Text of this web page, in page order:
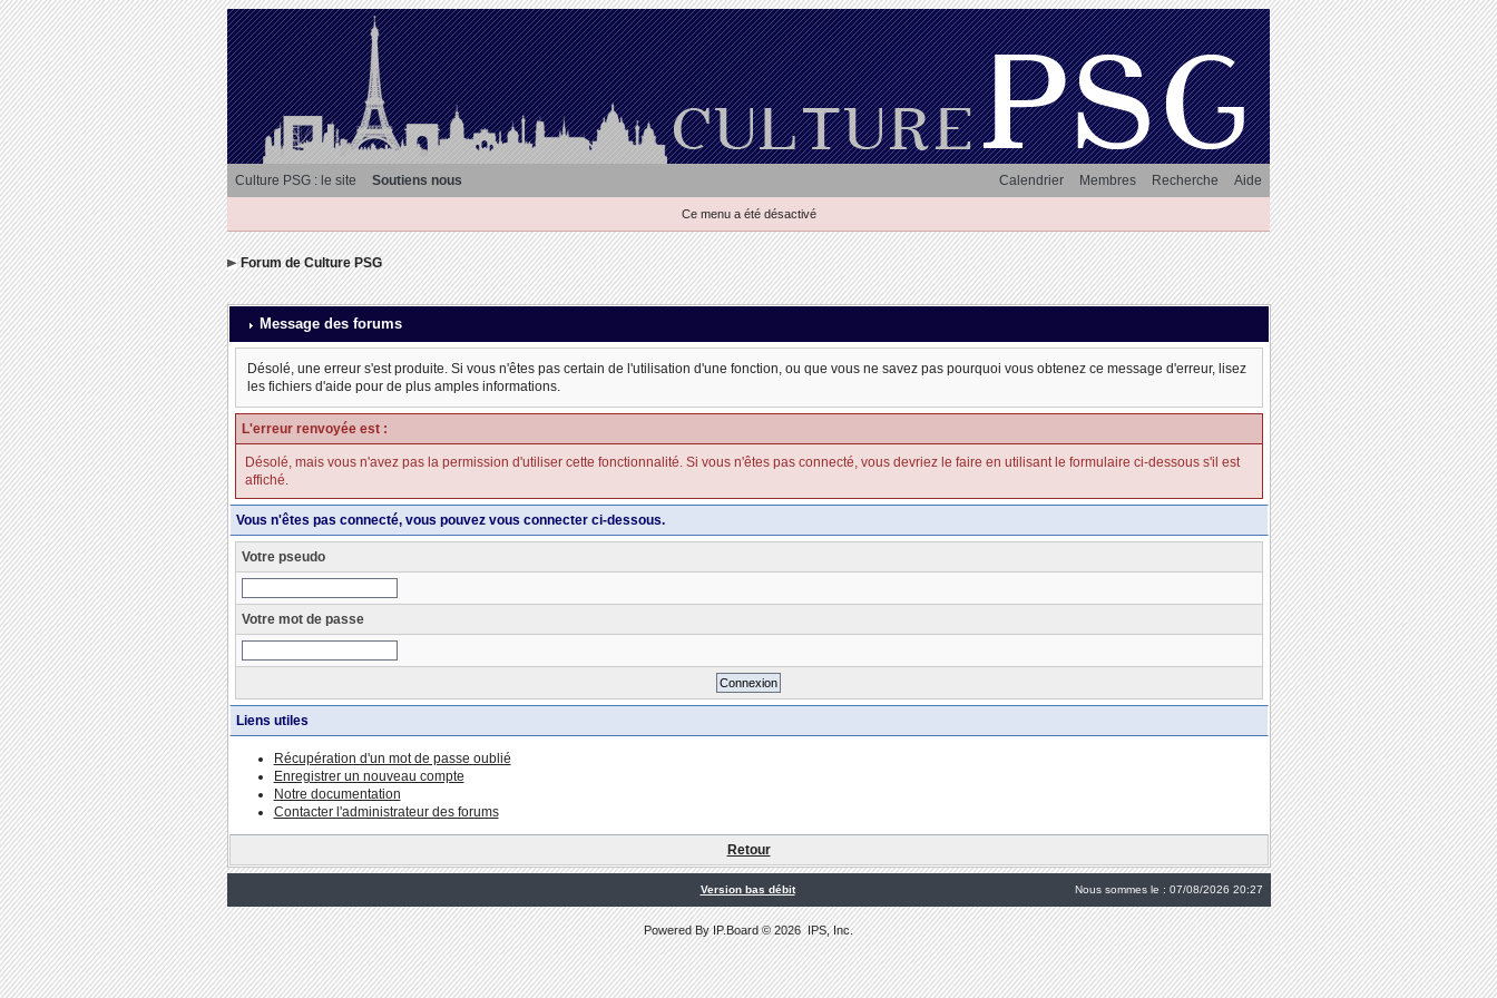
Culture PSG : le site Soutiens nous Aide
Recherche
Membres
Calendrier
Ce menu a été désactivé
Forum de Culture PSG
Message des forums
Désolé, une erreur s'est produite. Si vous n'êtes pas certain de l'utilisation d'une fonction, ou que vous ne savez pas pourquoi vous obtenez ce message d'erreur, lisez
les fichiers d'aide pour de plus amples informations.
L'erreur renvoyée est :
Désolé, mais vous n'avez pas la permission d'utiliser cette fonctionnalité. Si vous n'êtes pas connecté, vous devriez le faire en utilisant le formulaire ci-dessous s'il est
affiché.
Vous n'êtes pas connecté, vous pouvez vous connecter ci-dessous.
Votre pseudo
Votre mot de passe
Liens utiles
Récupération d'un mot de passe oublié
Enregistrer un nouveau compte
Notre documentation
Contacter l'administrateur des forums
Retour
Version bas débit Nous sommes le : 07/08/2026 20:27
Powered ByIP.Board© 2026IPS, Inc.